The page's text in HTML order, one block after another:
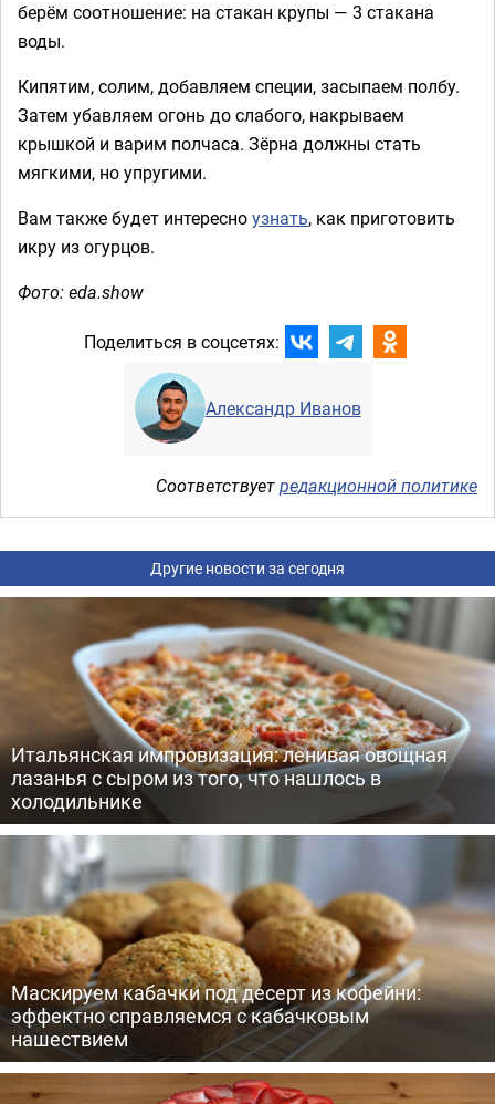
берём соотношение: на стакан крупы — 3 стакана
воды.
Кипятим, солим, добавляем специи, засыпаем полбу.
Затем убавляем огонь до слабого, накрываем
крышкой и варим полчаса. Зёрна должны стать
мягкими, но упругими.
Вам также будет интересноузнать, как приготовить
икру из огурцов.
Фото: eda.show
Поделиться в соцсетях:
Александр Иванов
Соответствуетредакционной политике
Другие новости за сегодня
Итальянская импровизация: ленивая овощная
лазанья с сыром из того, что нашлось в
холодильнике
Маскируем кабачки под десерт из кофейни:
эффектно справляемся с кабачковым
нашествием